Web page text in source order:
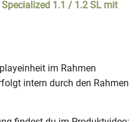
1.1 / 1.2 SL mit
im Rahmen
intern durch den Rahmen